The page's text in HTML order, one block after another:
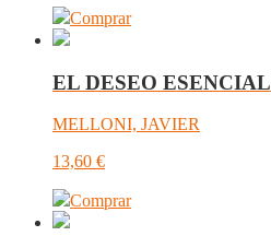
Comprar
EL DESEO ESENCIAL
MELLONI, JAVIER
13,60 €
Comprar